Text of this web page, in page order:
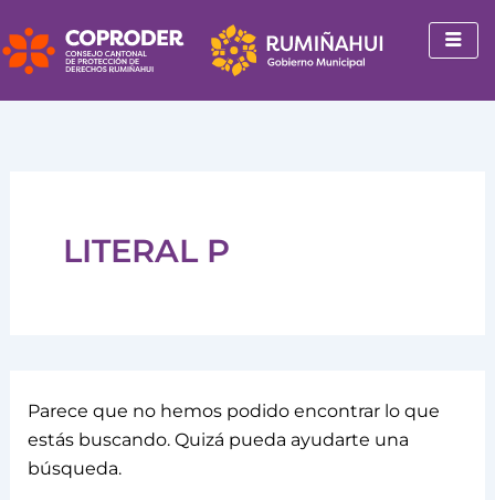
al
contenido
LITERAL P
Parece que no hemos podido encontrar lo que
estás buscando. Quizá pueda ayudarte una
búsqueda.
por: